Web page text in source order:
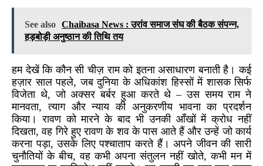
See also Chaibasa News : उरांव समाज संघ की बैठक संपन्न,
हड़बोड़ी अनुष्ठान की तिथि तय
हम देखें कि कौन सी चीज़ राम को इतना असाधारण बनाती है। कई
हज़ार साल पहले, जब दुनिया के अधिकांश हिस्सों में शासक सिर्फ
विजेता थे, जो अक्सर बर्बर हुआ करते थे – उस समय राम ने
मानवता, त्याग और न्याय की अनुकरणीय भावना का प्रदर्शन
किया। रावण को मारने के बाद भी उनकी आँखों में क्रोध नहीं
दिखता, वह गिरे हुए रावण के शव के पास आते हैं और उन्हें जो कार्य
करना पड़ा, उसके लिए पश्चाताप करते हैं। अपने जीवन की सारी
चुनौतियों के बीच, वह कभी अपना संतुलन नहीं खोते, कभी मन में